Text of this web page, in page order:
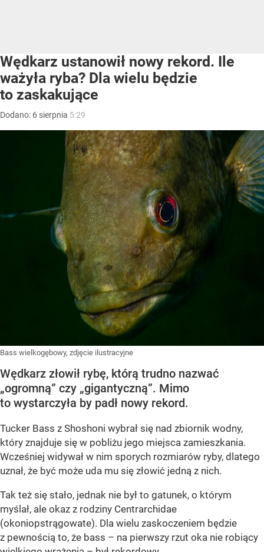
Wędkarz ustanowił nowy rekord. Ile
ważyła ryba? Dla wielu będzie
to zaskakujące
Dodano: 6 sierpnia 5:29
Bass wielkogębowy, zdjęcie ilustracyjne
Wędkarz złowił rybę, którą trudno nazwać
„ogromną” czy „gigantyczną”. Mimo
to wystarczyła by padł nowy rekord.
Tucker Bass z Shoshoni wybrał się nad zbiornik wodny,
który znajduje się w pobliżu jego miejsca zamieszkania.
Wcześniej widywał w nim sporych rozmiarów ryby, dlatego
uznał, że być może uda mu się złowić jedną z nich.
Tak też się stało, jednak nie był to gatunek, o którym
myślał, ale okaz z rodziny Centrarchidae
(okoniopstrągowate). Dla wielu zaskoczeniem będzie
z pewnością to, że bass – na pierwszy rzut oka nie robiący